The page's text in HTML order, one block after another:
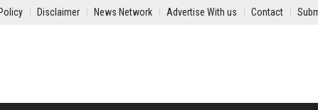
Disclaimer News Network Advertise With us Contact